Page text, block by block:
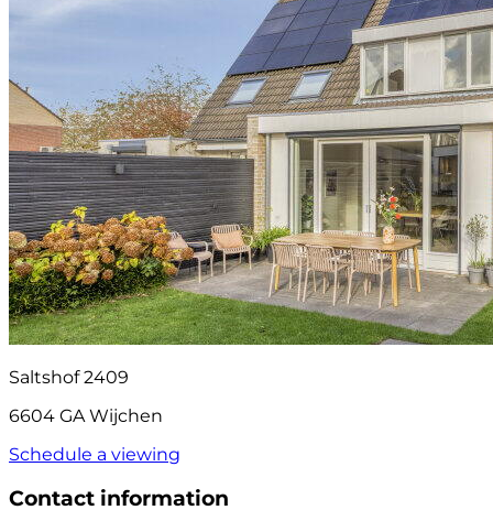
Saltshof 2409
6604 GA Wijchen
Schedule a viewing
Contact information